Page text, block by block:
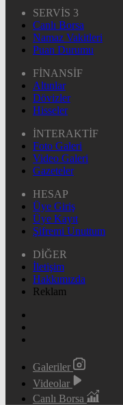
SERVİS 3
Canlı Borsa
Namaz Vakitleri
Puan Durumu
FİNANSİF
Altınlar
Dövizler
Hisseler
İNTERAKTİF
Foto Galeri
Video Galeri
Gazeteler
HESAP
Üye Giriş
Üye Kayıt
Şifremi Unuttum
DİĞER
İletişim
Hakkımızda
Reklam
Galeriler
Videolar
Canlı Borsa